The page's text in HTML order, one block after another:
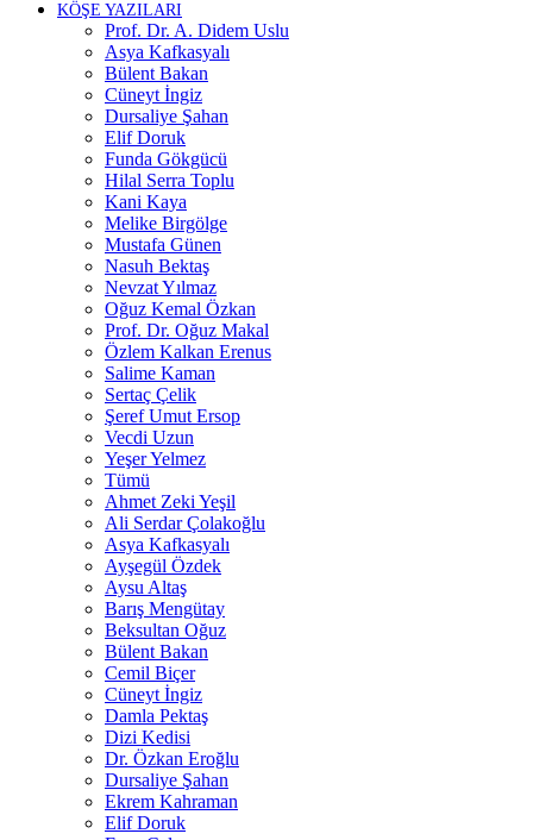
KÖŞE YAZILARI
Prof. Dr. A. Didem Uslu
Asya Kafkasyalı
Bülent Bakan
Cüneyt İngiz
Dursaliye Şahan
Elif Doruk
Funda Gökgücü
Hilal Serra Toplu
Kani Kaya
Melike Birgölge
Mustafa Günen
Nasuh Bektaş
Nevzat Yılmaz
Oğuz Kemal Özkan
Prof. Dr. Oğuz Makal
Özlem Kalkan Erenus
Salime Kaman
Sertaç Çelik
Şeref Umut Ersop
Vecdi Uzun
Yeşer Yelmez
Tümü
Ahmet Zeki Yeşil
Ali Serdar Çolakoğlu
Asya Kafkasyalı
Ayşegül Özdek
Aysu Altaş
Barış Mengütay
Beksultan Oğuz
Bülent Bakan
Cemil Biçer
Cüneyt İngiz
Damla Pektaş
Dizi Kedisi
Dr. Özkan Eroğlu
Dursaliye Şahan
Ekrem Kahraman
Elif Doruk